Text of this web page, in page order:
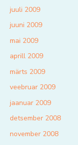
juuli 2009
juuni 2009
mai 2009
aprill 2009
märts 2009
veebruar 2009
jaanuar 2009
detsember 2008
november 2008